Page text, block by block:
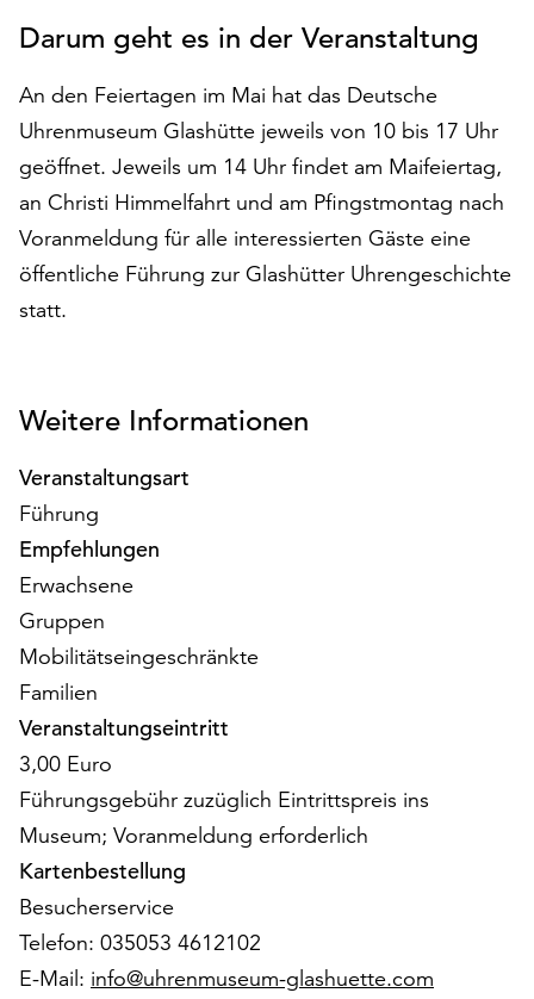
auf
„Alle
akzeptieren“,
um
alle
Cookies
akzeptieren.
Sie
können
Ihr
Einverständnis
und
widerrufen.
Dafür
steht
Ihnen
am
Ende
der
Seite
die
Schaltfläche
Einstellungen“
zur
Verfügung.
Funktionale
Cookies
werden
auch
ohne
Ihr
Einverständnis
Darum geht es in der Veranstaltung
An den Feiertagen im Mai hat das Deutsche
Uhrenmuseum Glashütte jeweils von 10 bis 17 Uhr
geöffnet. Jeweils um 14 Uhr findet am Maifeiertag,
an Christi Himmelfahrt und am Pfingstmontag nach
Voranmeldung für alle interessierten Gäste eine
öffentliche Führung zur Glashütter Uhrengeschichte
statt.
Weitere Informationen
Veranstaltungsart
Führung
Empfehlungen
Erwachsene
Gruppen
Mobilitätseingeschränkte
Familien
Veranstaltungseintritt
3,00 Euro
Führungsgebühr zuzüglich Eintrittspreis ins
Museum; Voranmeldung erforderlich
Kartenbestellung
Besucherservice
Telefon: 035053 4612102
E-Mail: info@uhrenmuseum-glashuette.com